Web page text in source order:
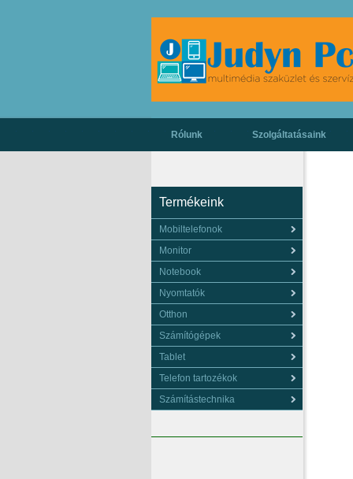
Rólunk Szolgáltatásaink
Termékeink
Mobiltelefonok
Monitor
Notebook
Nyomtatók
Otthon
Számítógépek
Tablet
Telefon tartozékok
Számítástechnika